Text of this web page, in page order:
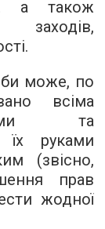
а також
заходів,
може, по
всіма
та
їх руками
(звісно,
прав
жодної